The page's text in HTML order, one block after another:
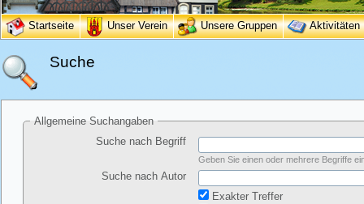
Startseite Unser Verein Unsere Gruppen Aktivitäten
Suche
Allgemeine Suchangaben
Suche nach Begriff
Geben Sie einen oder mehrere Begriffe
Suche nach Autor
Exakter Treffer